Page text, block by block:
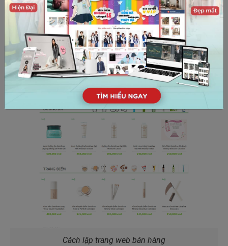
Cách lập trang web bán hàng